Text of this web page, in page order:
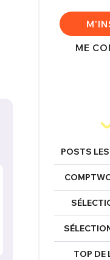
ME
POSTS
TOP DE
Mot de
Un
C'EST PARTI